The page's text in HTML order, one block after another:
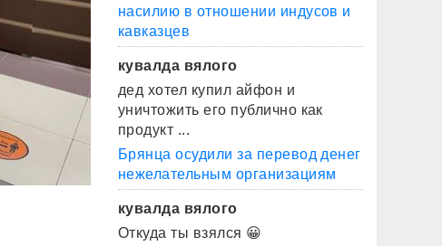
насилию в отношении индусов и
кавказцев
кувалда вялого
дед хотел купил айфон и
уничтожить его публично как
продукт ...
Брянца осудили за перевод денег
нежелательным организациям
кувалда вялого
Откуда ты взялся 😀